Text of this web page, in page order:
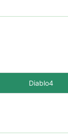
Diablo4